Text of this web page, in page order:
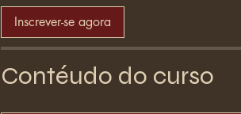
Inscrever-se agora
Contéudo do curso